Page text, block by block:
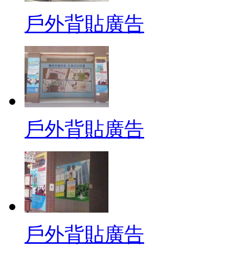
戶外背貼廣告
戶外背貼廣告
戶外背貼廣告